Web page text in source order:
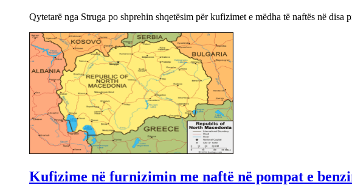
Qytetarë nga Struga po shprehin shqetësim për kufizimet e mëdha të naftës në
Kufizime në furnizimin me naftë në pompat e